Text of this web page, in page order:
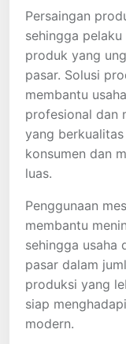
Persaingan
sehingga
produk yang
pasar. Solusi
membantu
profesional dan
yang
konsumen dan
luas.
Penggunaan
membantu
sehingga usaha
pasar dalam
produksi yang
siap
modern.